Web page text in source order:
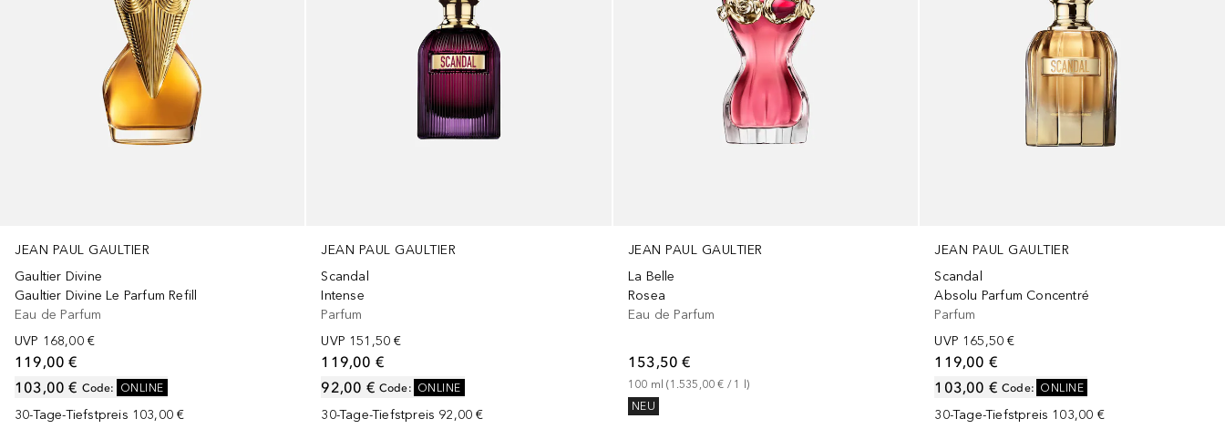
JEAN PAUL GAULTIER
Gaultier Divine
Gaultier Divine Le Parfum Refill
Eau de Parfum
UVP 168,00 €
119,00 €
Code: ONLINE
103,00 €
30-Tage-Tiefstpreis 103,00 €
JEAN PAUL GAULTIER
Scandal
Intense
Parfum
UVP 151,50 €
119,00 €
Code: ONLINE
92,00 €
30-Tage-Tiefstpreis 92,00 €
JEAN PAUL GAULTIER
La Belle
Rosea
Eau de Parfum
153,50 €
100 ml (1.535,00 € / 1
)
NEU
JEAN PAUL GAULTIER
Scandal
Absolu Parfum Concentré
Parfum
UVP 165,50 €
119,00 €
Code: ONLINE
103,00 €
30-Tage-Tiefstpreis 103,00 €